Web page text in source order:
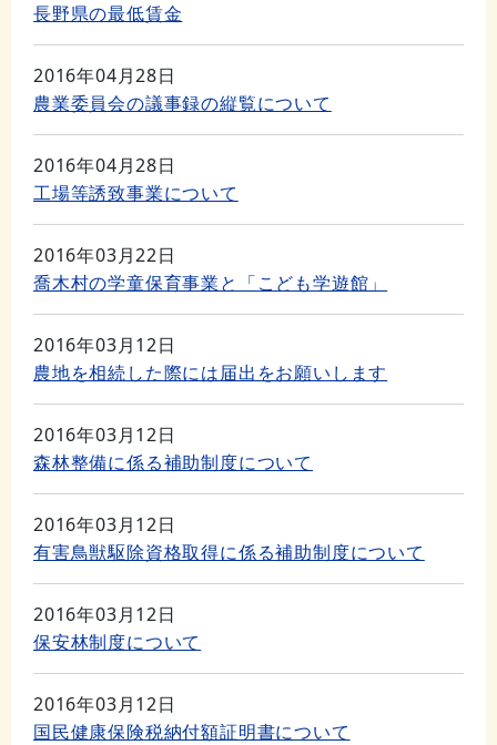
長野県の最低賃金
2016年04月28日
農業委員会の議事録の縦覧について
2016年04月28日
工場等誘致事業について
2016年03月22日
喬木村の学童保育事業と「こども学遊館」
2016年03月12日
農地を相続した際には届出をお願いします
2016年03月12日
森林整備に係る補助制度について
2016年03月12日
有害鳥獣駆除資格取得に係る補助制度について
2016年03月12日
保安林制度について
2016年03月12日
国民健康保険税納付額証明書について